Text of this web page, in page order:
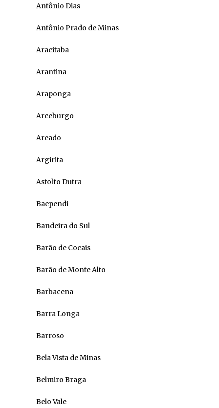
Antônio Dias
Antônio Prado de Minas
Aracitaba
Arantina
Araponga
Arceburgo
Areado
Argirita
Astolfo Dutra
Baependi
Bandeira do Sul
Barão de Cocais
Barão de Monte Alto
Barbacena
Barra Longa
Barroso
Bela Vista de Minas
Belmiro Braga
Belo Vale